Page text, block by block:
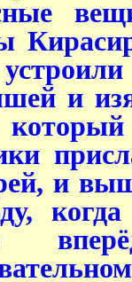
и
и